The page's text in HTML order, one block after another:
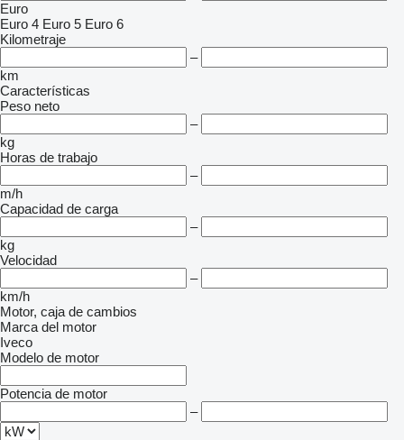
Euro
Euro 4 Euro 5 Euro 6
Kilometraje
–
km
Características
Peso neto
–
kg
Horas de trabajo
–
m/h
Capacidad de carga
–
kg
Velocidad
–
km/h
Motor, caja de cambios
Marca del motor
Iveco
Modelo de motor
Potencia de motor
–